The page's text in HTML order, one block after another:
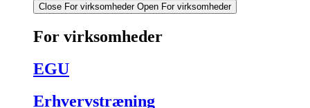
Close For virksomheder Open For virksomheder
For virksomheder
EGU
Erhvervstræning